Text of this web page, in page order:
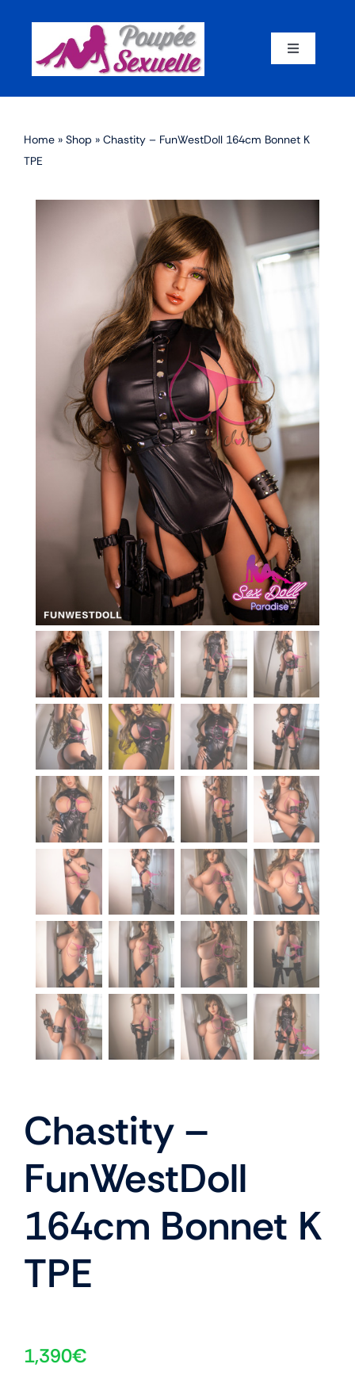
content
Toggle
Par corps
Sex dolls en promotion
En stock
Contact
Livraison
À propos
Blog
Home » Shop » Chastity – FunWestDoll 164cm Bonnet K
TPE
Chastity –
FunWestDoll
164cm Bonnet K
TPE
1,390€